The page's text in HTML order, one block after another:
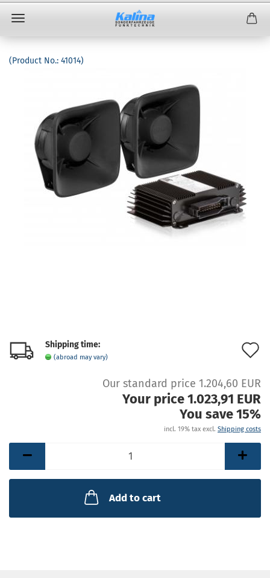
(Product No.: 41014)
Shipping time:
(abroad may vary)
Our standard price 1.204,60 EUR
Your price 1.023,91 EUR
You save 15%
incl. 19% tax excl. Shipping costs
Add to cart